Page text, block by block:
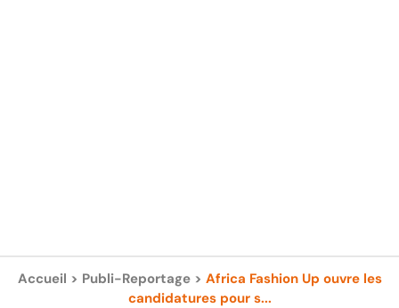
Accueil > Publi-Reportage> Africa Fashion Up ouvre les
candidatures pour s...